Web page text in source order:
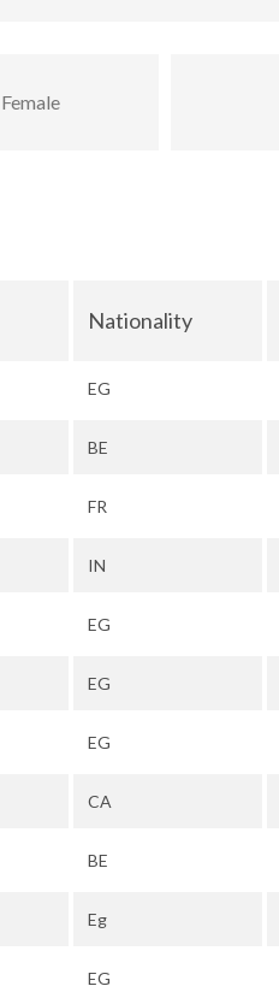
Female
Nationality
EG
BE
FR
IN
EG
EG
EG
CA
BE
Eg
EG